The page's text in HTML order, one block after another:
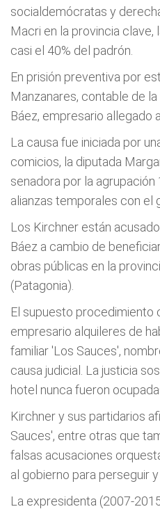
socialdemócratas y
Macri en la provincia clave,
casi el 40% del padrón.
En prisión preventiva por
Manzanares, contable de
Báez, empresario allegado
La causa fue iniciada por
comicios, la diputada
senadora por la agrupación
alianzas temporales con el
Los Kirchner están
Báez a cambio de
obras públicas en la
(Patagonia).
El supuesto procedimiento
empresario alquileres de
familiar 'Los Sauces',
causa judicial. La justicia
hotel nunca fueron
Kirchner y sus partidarios
Sauces', entre otras que
falsas acusaciones
al gobierno para perseguir
La expresidenta (2007-